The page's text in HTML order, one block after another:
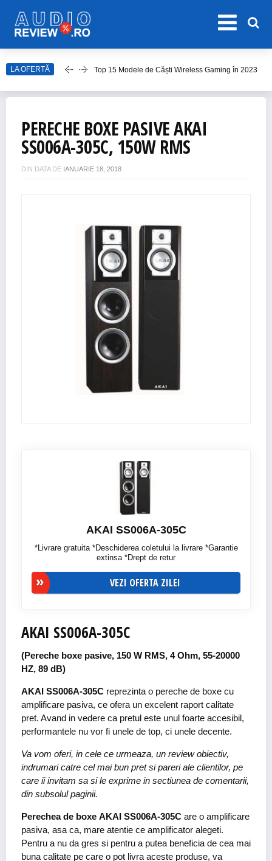
LA OFERTĂ Top 15 Modele de Căști Wireless Gaming în 2023
Top Căști Wireless Samsung în 2023
Top 15 Cele Mai Bune Boxe Portabile
PERECHE BOXE PASIVE AKAI
SS006A-305C, 150W RMS
DIN DATA DE IANUARIE 18, 2018
AKAI SS006A-305C
*Livrare gratuita *Deschiderea coletului la livrare *Garantie
extinsa *Drept de retur
VEZI OFERTA ZILEI
AKAI SS006A-305C
(Pereche boxe pasive, 150 W RMS, 4 Ohm, 55-20000
HZ, 89 dB)
AKAI SS006A-305C reprezinta o pereche de boxe cu
amplificare pasiva, ce ofera un excelent raport calitate
pret. Avand in vedere ca pretul este unul foarte accesibil,
performantele nu vor fi unele de top, ci unele decente.
Va vom oferi, in cele ce urmeaza, un review obiectiv,
indrumari catre cel mai bun pret si pareri ale clientilor, pe
care ii invitam sa si le exprime in sectiunea de comentarii,
din subsolul paginii.
Perechea de boxe AKAI SS006A-305C are o amplificare
pasiva, asa ca, mare atentie ce amplificator alegeti.
Pentru a nu da gres si pentru a putea beneficia de cea mai
buna calitate pe care o pot livra aceste produse, va